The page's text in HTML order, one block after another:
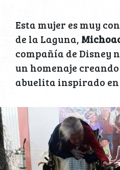
Esta mujer es muy
de la Laguna,
compañía de Disney
un homenaje
abuelita inspirado